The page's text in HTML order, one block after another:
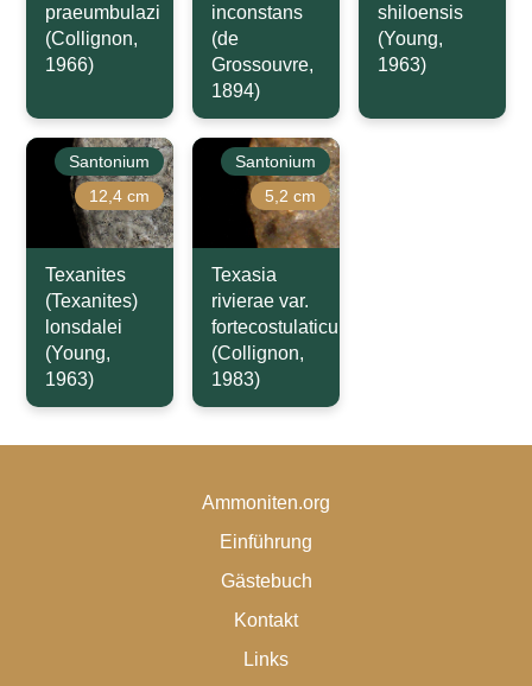
praeumbulazi
(Collignon,
1966)
inconstans
(de
Grossouvre,
1894)
shiloensis
(Young,
1963)
Santonium
12,4 cm
Texanites
(Texanites)
lonsdalei
(Young,
1963)
Santonium
5,2 cm
Texasia
rivierae var.
fortecostulaticum
(Collignon,
1983)
Ammoniten.org
Einführung
Gästebuch
Kontakt
Links